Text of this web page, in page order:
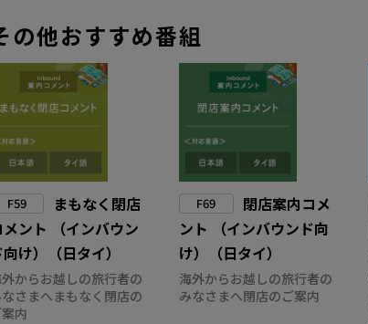
の他おすすめ番組
F59
まもなく閉店
メント （インバウン
向け）（日タイ）
からお越しの旅行者の
さまへまもなく閉店の
内
F69
閉店案内コメ
ント （インバウンド向
け）（日タイ）
海外からお越しの旅行者の
みなさまへ閉店のご案内